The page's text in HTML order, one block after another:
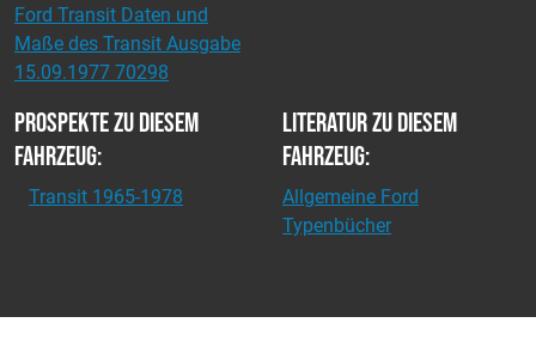
Ford Transit Daten und
Maße des Transit Ausgabe
15.09.1977 70298
Prospekte zu diesem
Fahrzeug:
Transit 1965-1978
Literatur zu diesem
Fahrzeug:
Allgemeine Ford
Typenbücher